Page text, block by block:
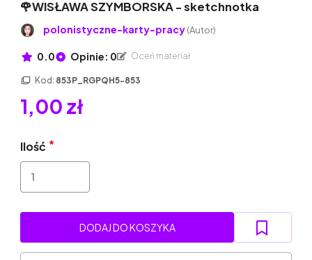
🌹WISŁAWA SZYMBORSKA - sketchnotka
polonistyczne-karty-pracy(Autor)
0.0 Opinie: 0 Oceń materiał
Kod: 853P_RGPQH5-853
1,00 zł
Ilość
DODAJ DO KOSZYKA